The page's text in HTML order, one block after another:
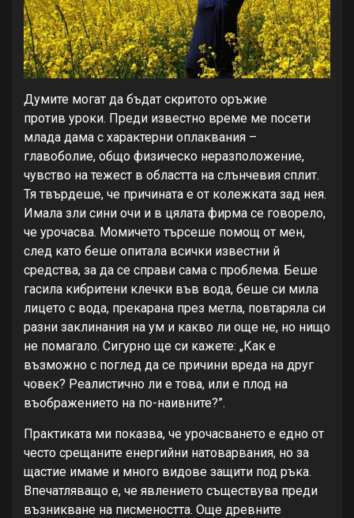
Думите могат да бъдат скритото оръжие
против уроки. Преди известно време ме посети
млада дама с характерни оплаквания –
главоболие, общо физическо неразположение,
чувство на тежест в областта на слънчевия сплит.
Тя твърдеше, че причината е от колежката зад нея.
Имала зли сини очи и в цялата фирма се говорело,
че урочасва. Момичето търсеше помощ от мен,
след като беше опитала всички известни й
средства, за да се справи сама с проблема. Беше
гасила кибритени клечки във вода, беше си мила
лицето с вода, прекарана през метла, повтаряла си
разни заклинания на ум и какво ли още не, но нищо
не помагало. Сигурно ще си кажете: „Как е
възможно с поглед да се причини вреда на друг
човек? Реалистично ли е това, или е плод на
въображението на по-наивните?”.
Практиката ми показва, че урочасването е едно от
често срещаните енергийни натоварвания, но за
щастие имаме и много видове защити под ръка.
Впечатляващо е, че явлението съществува преди
възникване на писмеността. Още древните